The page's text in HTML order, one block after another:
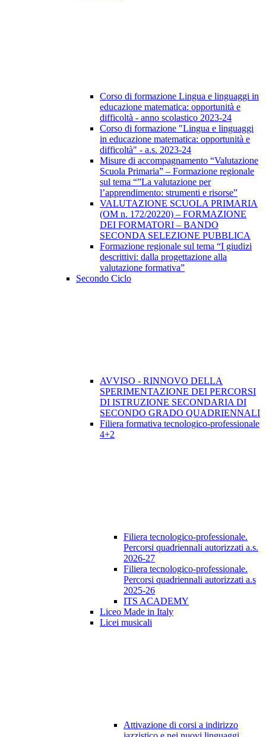
Corso di formazione Lingua e linguaggi in
educazione matematica: opportunità e
difficoltà - anno scolastico 2023-24
Corso di formazione "Lingua e linguaggi
in educazione matematica: opportunità e
difficoltà" - a.s. 2023-24
Misure di accompagnamento “Valutazione
Scuola Primaria” – Formazione regionale
sul tema “”La valutazione per
l’apprendimento: strumenti e risorse”
VALUTAZIONE SCUOLA PRIMARIA
(OM n. 172/20220) – FORMAZIONE
DEI FORMATORI – BANDO
SECONDA SELEZIONE PUBBLICA
Formazione regionale sul tema “I giudizi
descrittivi: dalla progettazione alla
valutazione formativa”
Secondo Ciclo
AVVISO - RINNOVO DELLA
SPERIMENTAZIONE DEI PERCORSI
DI ISTRUZIONE SECONDARIA DI
SECONDO GRADO QUADRIENNALI
Filiera formativa tecnologico-professionale
4+2
Filiera tecnologico-professionale.
Percorsi quadriennali autorizzati a.s.
2026-27
Filiera tecnologico-professionale.
Percorsi quadriennali autorizzati a.s
2025-26
ITS ACADEMY
Liceo Made in Italy
Licei musicali
Attivazione di corsi a indirizzo